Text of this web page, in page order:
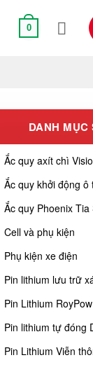
0
DANH
Ắc quy axít chì
Ắc quy khởi động ô
Ắc quy Phoenix Tia
Cell và phụ kiện
Phụ kiện xe điện
Pin lithium lưu trữ
Pin Lithium RoyPow
Pin lithium tự đóng
Pin Lithium Viễn